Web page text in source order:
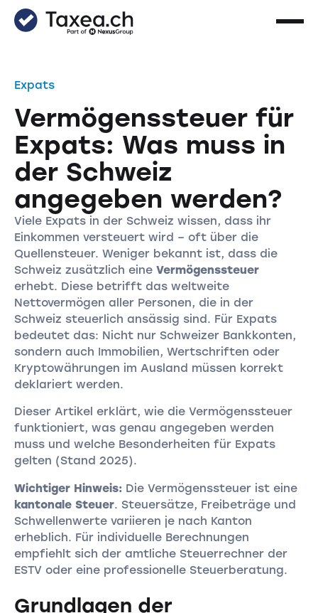
Expats
Vermögenssteuer für
Expats: Was muss in
der Schweiz
angegeben werden?
Viele Expats in der Schweiz wissen, dass ihr
Einkommen versteuert wird – oft über die
Quellensteuer. Weniger bekannt ist, dass die
Schweiz zusätzlich eine Vermögenssteuer
erhebt. Diese betrifft das weltweite
Nettovermögen aller Personen, die in der
Schweiz steuerlich ansässig sind. Für Expats
bedeutet das: Nicht nur Schweizer Bankkonten,
sondern auch Immobilien, Wertschriften oder
Kryptowährungen im Ausland müssen korrekt
deklariert werden.
Dieser Artikel erklärt, wie die Vermögenssteuer
funktioniert, was genau angegeben werden
muss und welche Besonderheiten für Expats
gelten (Stand 2025).
Wichtiger Hinweis:Die Vermögenssteuer ist eine
kantonale Steuer. Steuersätze, Freibeträge und
Schwellenwerte variieren je nach Kanton
erheblich. Für individuelle Berechnungen
empfiehlt sich der amtliche Steuerrechner der
ESTV oder eine professionelle Steuerberatung.
Grundlagen der